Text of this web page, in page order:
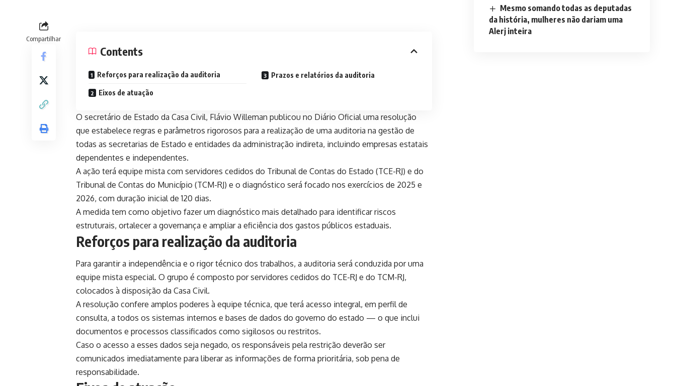
Compartilhar
Contents
Reforços para realização da auditoria
Eixos de atuação
Prazos e relatórios da auditoria
O secretário de Estado da Casa Civil, Flávio Willeman publicou no Diário Oficial uma resolução
que estabelece regras e parâmetros rigorosos para a realização de uma auditoria na gestão de
todas as secretarias de Estado e entidades da administração indireta, incluindo empresas estatais
dependentes e independentes.
A ação terá equipe mista com servidores cedidos do Tribunal de Contas do Estado (TCE-RJ) e do
Tribunal de Contas do Município (TCM-RJ) e o diagnóstico será focado nos exercícios de 2025 e
2026, com duração inicial de 120 dias.
A medida tem como objetivo fazer um diagnóstico mais detalhado para identificar riscos
estruturais, ortalecer a governança e ampliar a eficiência dos gastos públicos estaduais.
Reforços para realização da auditoria
Para garantir a independência e o rigor técnico dos trabalhos, a auditoria será conduzida por uma
equipe mista especial. O grupo é composto por servidores cedidos do TCE-RJ e do TCM-RJ,
colocados à disposição da Casa Civil.
A resolução confere amplos poderes à equipe técnica, que terá acesso integral, em perfil de
consulta, a todos os sistemas internos e bases de dados do governo do estado — o que inclui
documentos e processos classificados como sigilosos ou restritos.
Caso o acesso a esses dados seja negado, os responsáveis pela restrição deverão ser
comunicados imediatamente para liberar as informações de forma prioritária, sob pena de
responsabilidade.
Mesmo somando todas as deputadas
da história, mulheres não dariam uma
Alerj inteira